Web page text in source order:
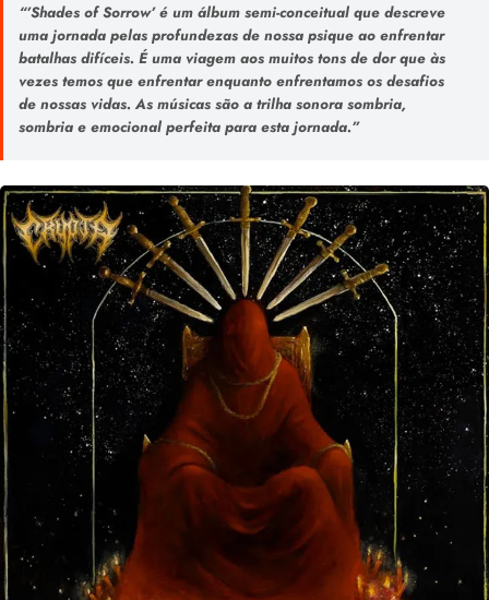
“’Shades of Sorrow’é um álbum semi-conceitual que descreve
uma jornada pelas profundezas de nossa psique ao enfrentar
batalhas difíceis. É uma viagem aos muitos tons de dor que às
vezes temos que enfrentar enquanto enfrentamos os desafios
de nossas vidas. As músicas são a trilha sonora sombria,
sombria e emocional perfeita para esta jornada.”